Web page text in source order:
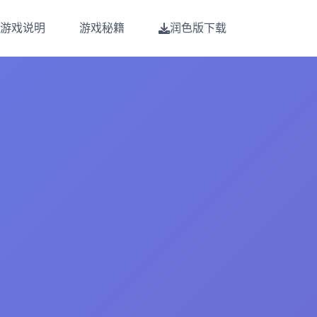
游戏说明 游戏秘籍 润色版下载